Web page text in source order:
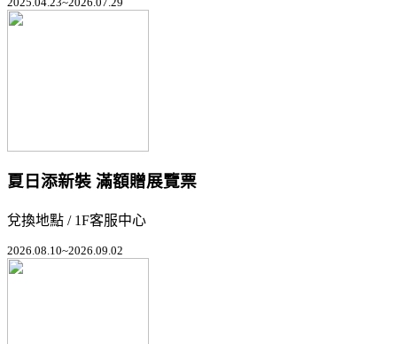
夏日添新裝 滿額贈展覽票
兌換地點 / 1F客服中心
2026.08.10~2026.09.02